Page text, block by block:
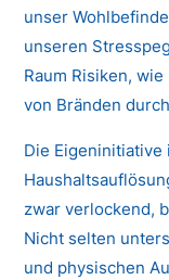
unser
unseren
Raum Risiken,
von Bränden
Die Eigeninitiative
zwar verlockend,
Nicht selten
und physischen